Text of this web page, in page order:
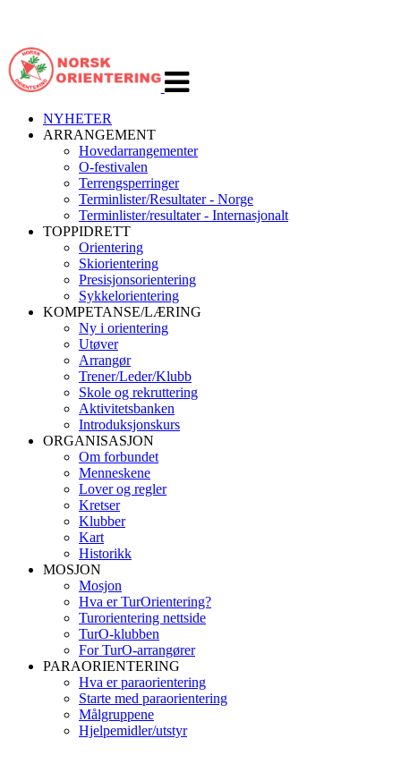
navigasjon
NYHETER
ARRANGEMENT
Hovedarrangementer
O-festivalen
Terrengsperringer
Terminlister/Resultater - Norge
Terminlister/resultater - Internasjonalt
TOPPIDRETT
Orientering
Skiorientering
Presisjonsorientering
Sykkelorientering
KOMPETANSE/LÆRING
Ny i orientering
Utøver
Arrangør
Trener/Leder/Klubb
Skole og rekruttering
Aktivitetsbanken
Introduksjonskurs
ORGANISASJON
Om forbundet
Menneskene
Lover og regler
Kretser
Klubber
Kart
Historikk
MOSJON
Mosjon
Hva er TurOrientering?
Turorientering nettside
TurO-klubben
For TurO-arrangører
PARAORIENTERING
Hva er paraorientering
Starte med paraorientering
Målgruppene
Hjelpemidler/utstyr